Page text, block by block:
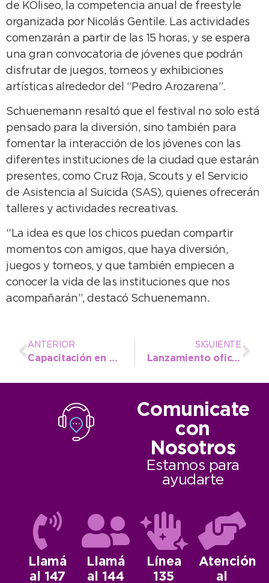
de KOliseo, la competencia anual de freestyle
organizada por Nicolás Gentile. Las actividades
comenzarán a partir de las 15 horas, y se espera
una gran convocatoria de jóvenes que podrán
disfrutar de juegos, torneos y exhibiciones
artísticas alrededor del “Pedro Arozarena”.
Schuenemann resaltó que el festival no solo está
pensado para la diversión, sino también para
fomentar la interacción de los jóvenes con las
diferentes instituciones de la ciudad que estarán
presentes, como Cruz Roja, Scouts y el Servicio
de Asistencia al Suicida (SAS), quienes ofrecerán
talleres y actividades recreativas.
“La idea es que los chicos puedan compartir
momentos con amigos, que haya diversión,
juegos y torneos, y que también empiecen a
conocer la vida de las instituciones que nos
acompañarán”, destacó Schuenemann.
ANTERIOR
Capacitación en el Centro de Monitoreo Municipal sobre el nuevo sistema Ultra IP
SIGUIENTE
Lanzamiento oficial de los festejos por el 143.º Aniversario de Necochea
Comunicate
con
Nosotros
Estamos para
ayudarte
Llamá
al 147
Llamá
al 144
Línea
135
Atención
al